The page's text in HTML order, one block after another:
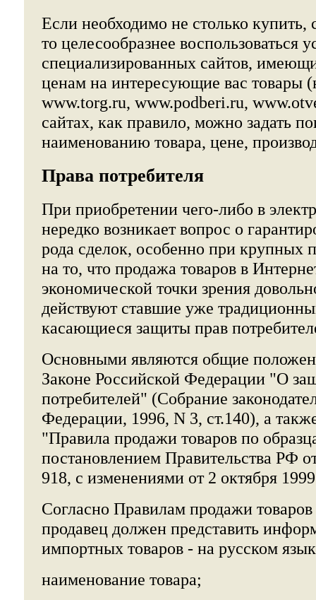
Если необходимо не столько купить,
то целесообразнее воспользоваться
специализированных сайтов,
ценам на интересующие вас товары
www.torg.ru, www.podberi.ru,
сайтах, как правило, можно задать
наименованию товара, цене,
Права потребителя
При приобретении чего-либо в
нередко возникает вопрос о
рода сделок, особенно при крупных
на то, что продажа товаров в
экономической точки зрения
действуют ставшие уже
касающиеся защиты прав
Основными являются общие
Законе Российской Федерации "О
потребителей" (Собрание
Федерации, 1996, N 3, ст.140), а
"Правила продажи товаров по
постановлением Правительства РФ
918, с изменениями от 2 октября
Согласно Правилам продажи
продавец должен представить
импортных товаров - на русском
наименование товара;